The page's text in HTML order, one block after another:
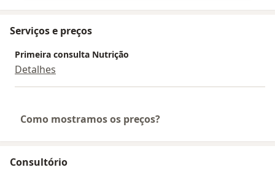
Serviços e preços
Primeira consulta Nutrição
Detalhes
Como mostramos os preços?
Consultório